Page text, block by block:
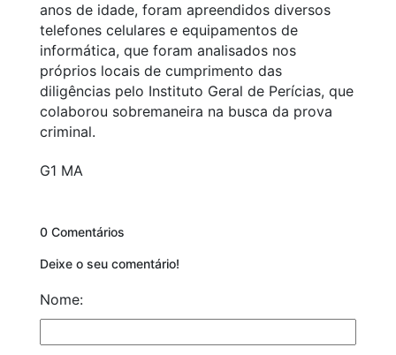
anos de idade, foram apreendidos diversos
telefones celulares e equipamentos de
informática, que foram analisados nos
próprios locais de cumprimento das
diligências pelo Instituto Geral de Perícias, que
colaborou sobremaneira na busca da prova
criminal.
G1 MA
0 Comentários
Deixe o seu comentário!
Nome: